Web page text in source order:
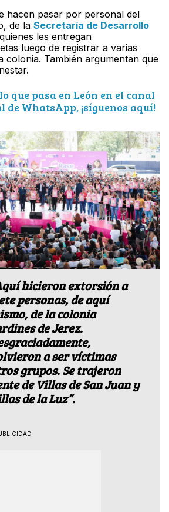
hacen pasar por personal del
de la Secretaría de Desarrollo
les entregan
luego de registrar a varias
colonia. También argumentan que
que pasa en León en el canal
de WhatsApp, ¡síguenos aquí!
hicieron extorsión a
personas, de aquí
de la colonia
de Jerez.
a ser víctimas
grupos. Se trajeron
de Villas de San Juan y
de la Luz”.